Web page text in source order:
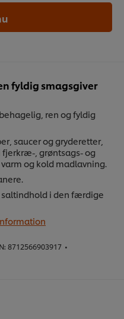
fyldig smagsgiver
ren og fyldig
saucer og gryderetter,
, grøntsags- og
og kold madlavning.
saltindhold i den færdige
8712566903917 •